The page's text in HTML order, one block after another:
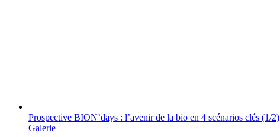
Prospective BION’days : l’avenir de la bio en 4 scénarios clés (1/2)
Galerie